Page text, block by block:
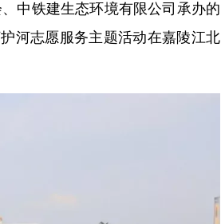
中铁建生态环境有限公司承办的
河志愿服务主题活动在嘉陵江北